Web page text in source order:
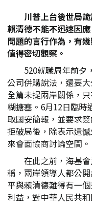
川普上台後世局
賴清德不能不迅速因
問題的言行作為，有
值得密切觀察。
520就職周年前夕
公司併購說法，還要
全篇未提兩岸關係，
糊搪塞。6月12日臨時
取國安簡報，並要求
拒破局後，除表示遺
來會面協商討論空間。
在此之前，海基
稱，兩岸領導人都公
平與賴清德難得有一
利益，對中華人民共